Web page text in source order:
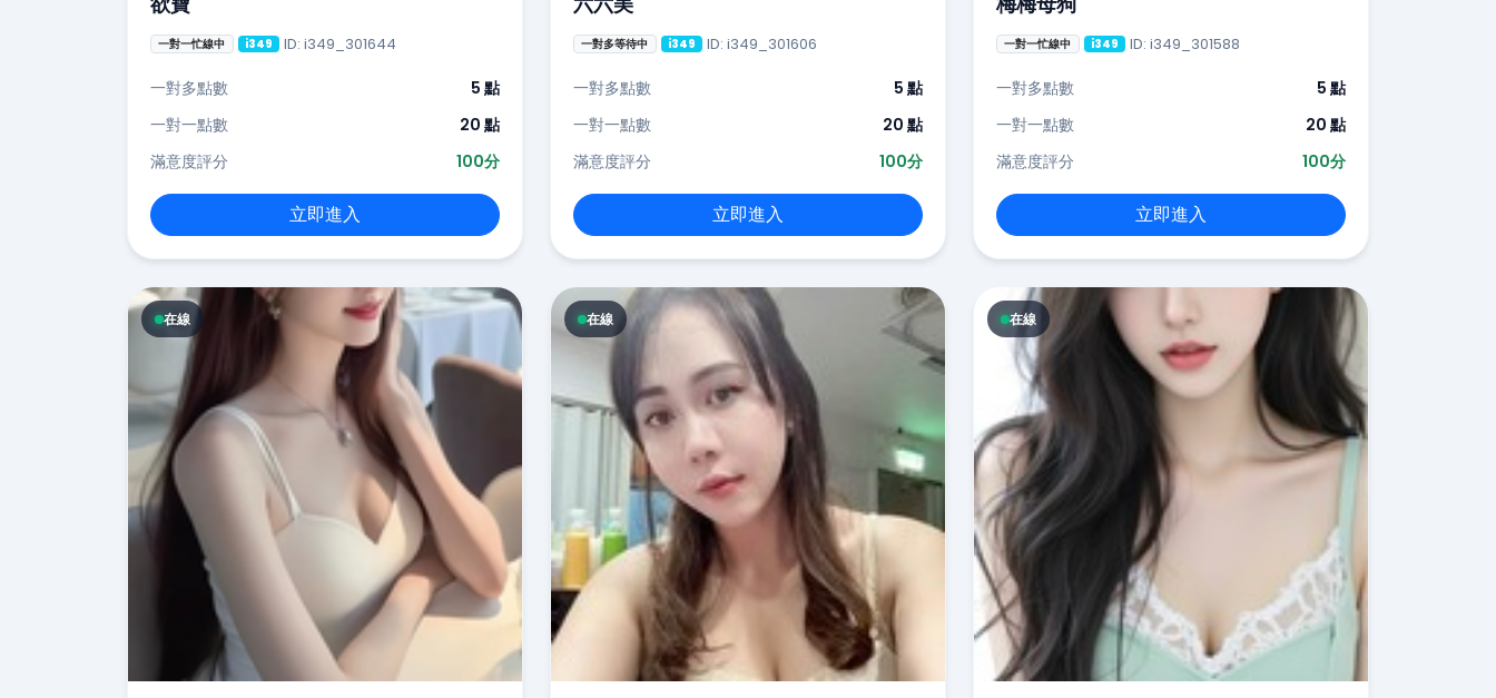
一對一忙線中 i349 ID: i349_301644
一對多點數
5 點
一對一點數
20 點
滿意度評分
100分
立即進入
一對多等待中 i349 ID: i349_301606
一對多點數
5 點
一對一點數
20 點
滿意度評分
100分
立即進入
一對一忙線中 i349 ID: i349_301588
一對多點數
5 點
一對一點數
20 點
滿意度評分
100分
立即進入
在線 在線 在線